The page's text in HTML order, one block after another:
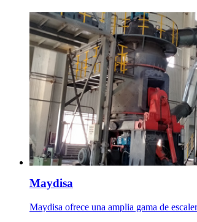
Maydisa
Maydisa ofrece una amplia gama de